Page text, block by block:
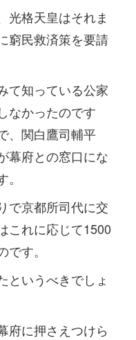
光格天皇はそれま
窮民救済策を要請
て知っている公家
なかったのです
、関白鷹司輔平
幕府との窓口にな
で京都所司代に交
これに応じて1500
す。
というべきでしょ
府に押さえつけら